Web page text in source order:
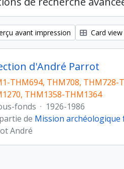
avant impression Card view
d'André Parrot
THM694, THM708,
THM1358-THM1364
fonds · 1926-1986
de Mission archéologique
André